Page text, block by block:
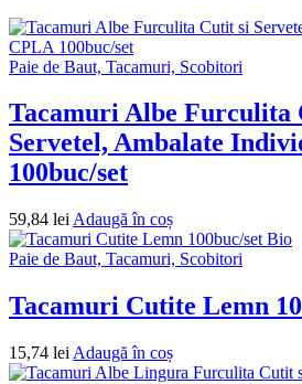
Paie de Baut, Tacamuri, Scobitori
Tacamuri Albe Furculita
Servetel, Ambalate
100buc/set
59,84 lei Adaugă în coș
Paie de Baut, Tacamuri, Scobitori
Tacamuri Cutite Lemn
15,74 lei Adaugă în coș